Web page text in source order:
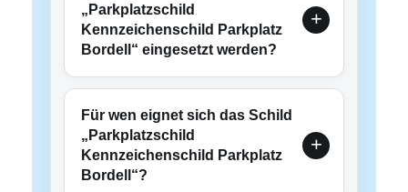
„Parkplatzschild
Kennzeichenschild Parkplatz
Bordell“ eingesetzt werden?
Für wen eignet sich das Schild
„Parkplatzschild
Kennzeichenschild Parkplatz
Bordell“?